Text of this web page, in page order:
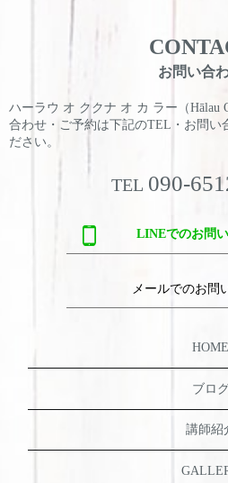
お問い合
ハーラウ オ ククナ オ カ ラー（Hālau
合わせ・ご予約は下記のTEL・お問い
ださい。
TEL 090-
LINEでのお問
メールでのお問
HOME
ブロ
講師紹